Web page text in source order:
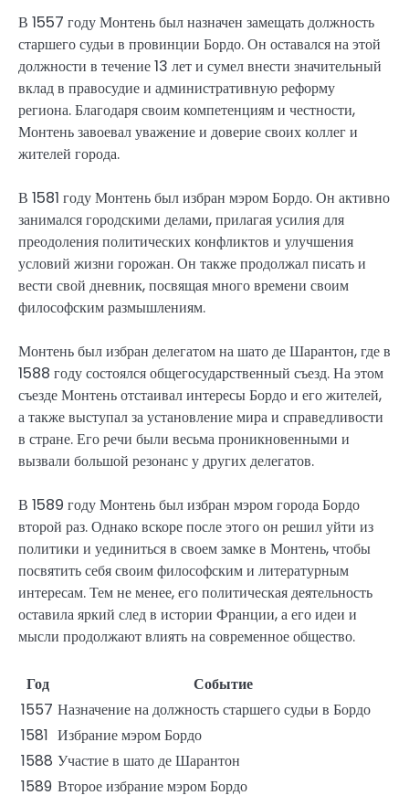
В 1557 году Монтень был назначен замещать должность
старшего судьи в провинции Бордо. Он оставался на этой
должности в течение 13 лет и сумел внести значительный
вклад в правосудие и административную реформу
региона. Благодаря своим компетенциям и честности,
Монтень завоевал уважение и доверие своих коллег и
жителей города.
В 1581 году Монтень был избран мэром Бордо. Он активно
занимался городскими делами, прилагая усилия для
преодоления политических конфликтов и улучшения
условий жизни горожан. Он также продолжал писать и
вести свой дневник, посвящая много времени своим
философским размышлениям.
Монтень был избран делегатом на шато де Шарантон, где в
1588 году состоялся общегосударственный съезд. На этом
съезде Монтень отстаивал интересы Бордо и его жителей,
а также выступал за установление мира и справедливости
в стране. Его речи были весьма проникновенными и
вызвали большой резонанс у других делегатов.
В 1589 году Монтень был избран мэром города Бордо
второй раз. Однако вскоре после этого он решил уйти из
политики и уединиться в своем замке в Монтень, чтобы
посвятить себя своим философским и литературным
интересам. Тем не менее, его политическая деятельность
оставила яркий след в истории Франции, а его идеи и
мысли продолжают влиять на современное общество.
Год
Событие
1557 Назначение на должность старшего судьи в Бордо
1581 Избрание мэром Бордо
1588 Участие в шато де Шарантон
1589 Второе избрание мэром Бордо